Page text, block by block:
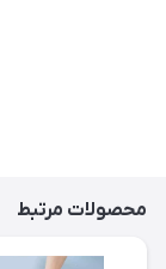
محصولات مرتبط